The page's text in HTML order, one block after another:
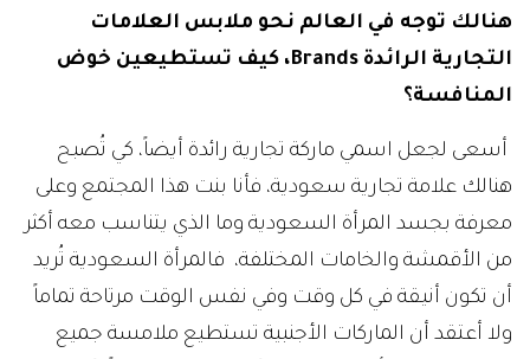
هنالك توجه في العالم نحو ملابس العلامات
التجارية الرائدة Brands، كيف تستطيعين خوض
المنافسة؟
أسعى لجعل اسمي ماركة تجارية رائدة أيضاً، كي تُصبح
هنالك علامة تجارية سعودية، فأنا بنت هذا المجتمع وعلى
معرفة بجسد المرأة السعودية وما الذي يتناسب معه أكثر
من الأقمشة والخامات المختلفة، فالمرأة السعودية تُريد
أن تكون أنيقة في كل وقت وفي نفس الوقت مرتاحة تماماً
ولا أعتقد أن الماركات الأجنبية تستطيع ملامسة جميع